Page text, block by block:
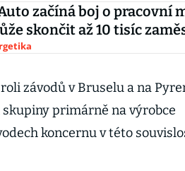
začíná boj o pracovní
skončit až 10 tisíc
závodů v Bruselu a na
primárně na výrobce
koncernu v této